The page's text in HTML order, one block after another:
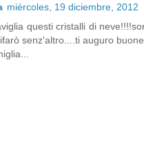
miércoles, 19 diciembre, 2012
questi cristalli di
senz'altro....ti auguro